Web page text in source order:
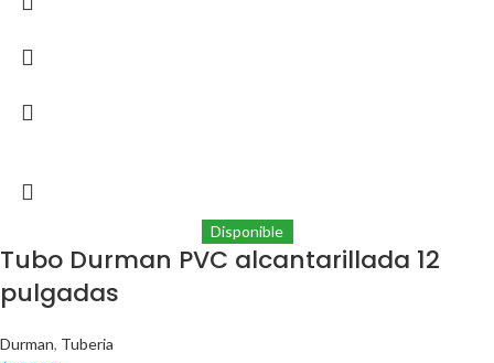
Disponible
Tubo Durman PVC alcantarillada 12
pulgadas
Durman, Tuberia